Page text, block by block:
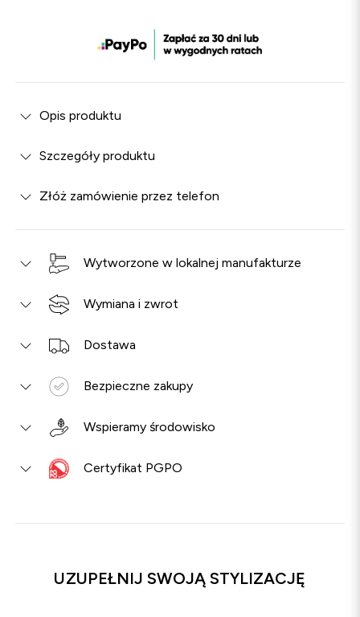
Opis produktu
Szczegóły produktu
Złóż zamówienie przez telefon
Wytworzone w lokalnej manufakturze
Wymiana i zwrot
Dostawa
Bezpieczne zakupy
Wspieramy środowisko
Certyfikat PGPO
UZUPEŁNIJ SWOJĄ STYLIZACJĘ